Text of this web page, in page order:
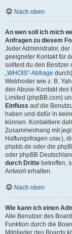
Nach oben
An wen soll ich mich
Anfragen zu diesem
Jeder Administrator, der
geeigneter Kontakt für
solltest du den Besitzer
„WHOIS“-Abfrage
Webhoster wie z. B.
den Abuse-Kontakt des
Limited (phpBB.com)
Einfluss auf die
haben und dafür in
können. Kontaktiere
Zusammenhang mit
Haftungsfragen usw.),
phpbb.de oder die
oder phpBB
durch Dritte betreffen,
Antwort erhalten.
Nach oben
Wie kann ich einen
Alle Benutzer des
Funktion durch die
Mitglieder des Boards